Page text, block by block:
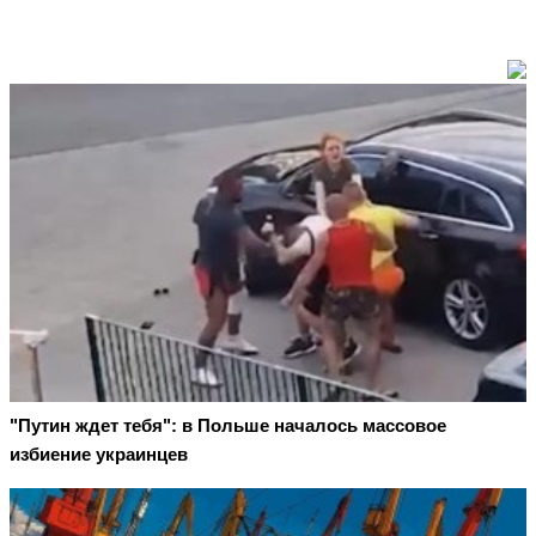
"Путин ждет тебя": в Польше началось массовое
избиение украинцев